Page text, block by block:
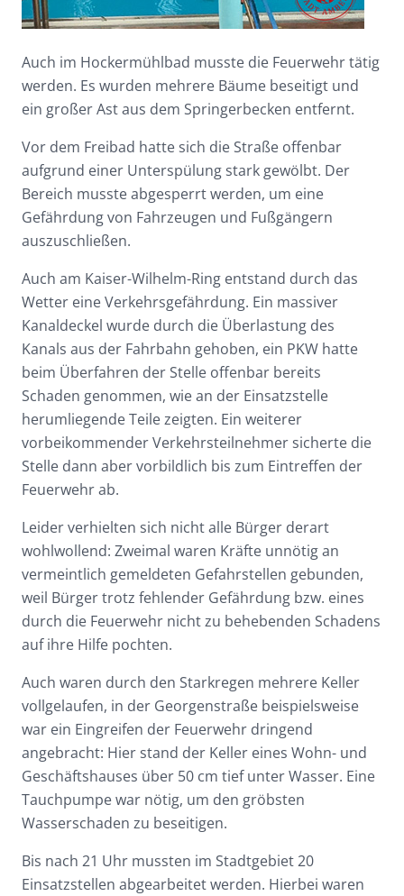
Auch im Hockermühlbad musste die Feuerwehr tätig
werden. Es wurden mehrere Bäume beseitigt und
ein großer Ast aus dem Springerbecken entfernt.
Vor dem Freibad hatte sich die Straße offenbar
aufgrund einer Unterspülung stark gewölbt. Der
Bereich musste abgesperrt werden, um eine
Gefährdung von Fahrzeugen und Fußgängern
auszuschließen.
Auch am Kaiser-Wilhelm-Ring entstand durch das
Wetter eine Verkehrsgefährdung. Ein massiver
Kanaldeckel wurde durch die Überlastung des
Kanals aus der Fahrbahn gehoben, ein PKW hatte
beim Überfahren der Stelle offenbar bereits
Schaden genommen, wie an der Einsatzstelle
herumliegende Teile zeigten. Ein weiterer
vorbeikommender Verkehrsteilnehmer sicherte die
Stelle dann aber vorbildlich bis zum Eintreffen der
Feuerwehr ab.
Leider verhielten sich nicht alle Bürger derart
wohlwollend: Zweimal waren Kräfte unnötig an
vermeintlich gemeldeten Gefahrstellen gebunden,
weil Bürger trotz fehlender Gefährdung bzw. eines
durch die Feuerwehr nicht zu behebenden Schadens
auf ihre Hilfe pochten.
Auch waren durch den Starkregen mehrere Keller
vollgelaufen, in der Georgenstraße beispielsweise
war ein Eingreifen der Feuerwehr dringend
angebracht: Hier stand der Keller eines Wohn- und
Geschäftshauses über 50 cm tief unter Wasser. Eine
Tauchpumpe war nötig, um den gröbsten
Wasserschaden zu beseitigen.
Bis nach 21 Uhr mussten im Stadtgebiet 20
Einsatzstellen abgearbeitet werden. Hierbei waren